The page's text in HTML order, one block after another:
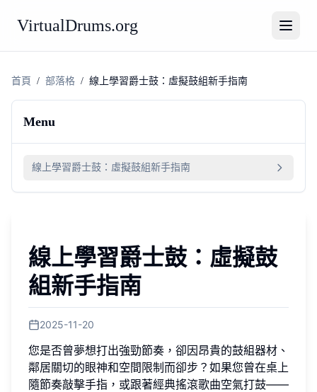
VirtualDrums.org
首頁 / 部落格 / 線上學習爵士鼓：虛擬鼓組新手指南
Menu
線上學習爵士鼓：虛擬鼓組新手指南
線上學習爵士鼓：虛擬鼓
組新手指南
2025-11-20
您是否曾夢想打出強勁節奏，卻因昂貴的鼓組器材、
鄰居關切的眼神和空間限制而卻步？如果您曾在桌上
隨節奏敲擊手指，或跟著經典搖滾歌曲空氣打鼓——